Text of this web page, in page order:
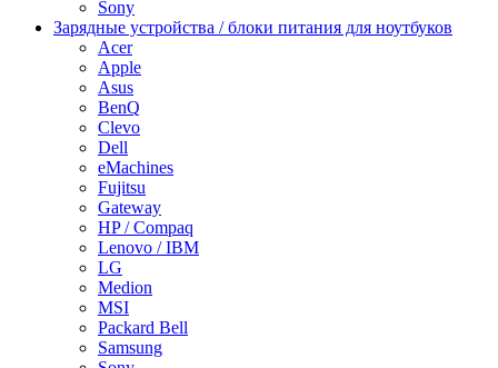
Sony
Зарядные устройства / блоки питания для ноутбуков
Acer
Apple
Asus
BenQ
Clevo
Dell
eMachines
Fujitsu
Gateway
HP / Compaq
Lenovo / IBM
LG
Medion
MSI
Packard Bell
Samsung